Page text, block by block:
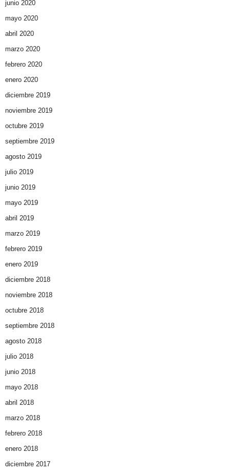
junio 2020
mayo 2020
abril 2020
marzo 2020
febrero 2020
enero 2020
diciembre 2019
noviembre 2019
octubre 2019
septiembre 2019
agosto 2019
julio 2019
junio 2019
mayo 2019
abril 2019
marzo 2019
febrero 2019
enero 2019
diciembre 2018
noviembre 2018
octubre 2018
septiembre 2018
agosto 2018
julio 2018
junio 2018
mayo 2018
abril 2018
marzo 2018
febrero 2018
enero 2018
diciembre 2017